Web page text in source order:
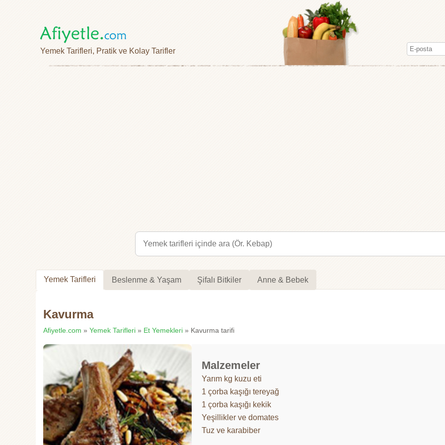
Yemek Tarifleri, Pratik ve Kolay Tarifler
Yemek Tarifleri Beslenme & Yaşam Şifalı Bitkiler Anne & Bebek
Kavurma
Afiyetle.com » Yemek Tarifleri » Et Yemekleri » Kavurma tarifi
Malzemeler
Yarım kg kuzu eti
1 çorba kaşığı tereyağ
1 çorba kaşığı kekik
Yeşillikler ve domates
Tuz ve karabiber